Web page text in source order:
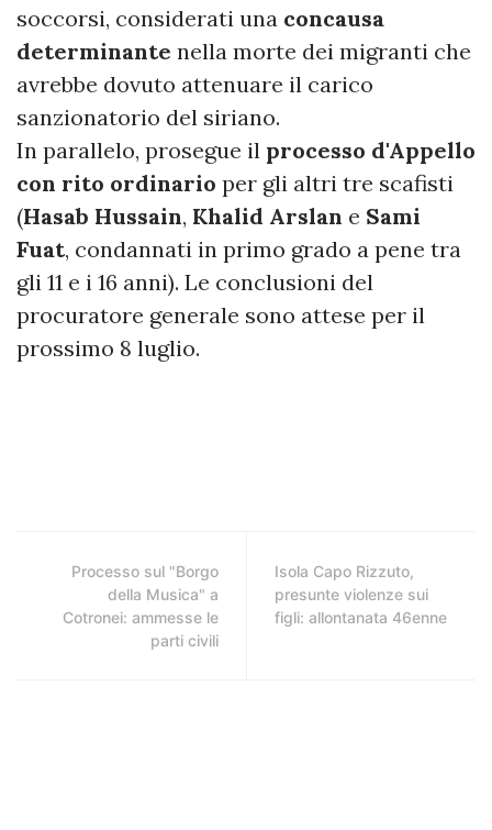
soccorsi, considerati una concausa
determinante nella morte dei migranti che
avrebbe dovuto attenuare il carico
sanzionatorio del siriano.
In parallelo, prosegue il processo d'Appello
con rito ordinario per gli altri tre scafisti
(Hasab Hussain, Khalid Arslan e Sami
Fuat, condannati in primo grado a pene tra
gli 11 e i 16 anni). Le conclusioni del
procuratore generale sono attese per il
prossimo 8 luglio.
Processo sul "Borgo
della Musica" a
Cotronei: ammesse le
parti civili
Isola Capo Rizzuto,
presunte violenze sui
figli: allontanata 46enne